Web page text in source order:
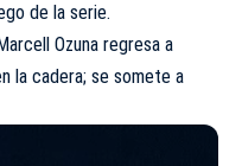
de la serie.
Marcell Ozuna regresa a
la cadera; se somete a